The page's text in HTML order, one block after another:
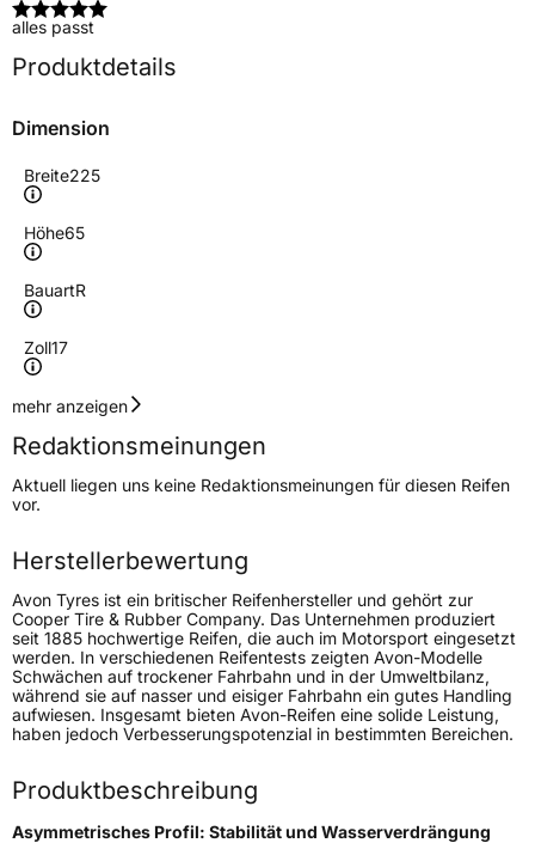
alles passt
Produktdetails
Dimension
Breite225
Höhe65
BauartR
Zoll17
Geschwindigkeitsindex
Höchstgeschwindigkeit
210 km/h
Lastindex102
Höchstlast850 kg
Gewicht (in kg)
13,75 kg
Generelle Merkmale
FahrzeugtypSUV
VerwendungSommerreifen
FahrzeugartPKW & SUV
mehr anzeigen
Redaktionsmeinungen
Aktuell liegen uns keine Redaktionsmeinungen für diesen Reifen
vor.
Herstellerbewertung
Avon Tyres ist ein britischer Reifenhersteller und gehört zur
Cooper Tire & Rubber Company. Das Unternehmen produziert
seit 1885 hochwertige Reifen, die auch im Motorsport eingesetzt
werden. In verschiedenen Reifentests zeigten Avon-Modelle
Schwächen auf trockener Fahrbahn und in der Umweltbilanz,
während sie auf nasser und eisiger Fahrbahn ein gutes Handling
aufwiesen. Insgesamt bieten Avon-Reifen eine solide Leistung,
haben jedoch Verbesserungspotenzial in bestimmten Bereichen.
Produktbeschreibung
Asymmetrisches Profil: Stabilität und Wasserverdrängung